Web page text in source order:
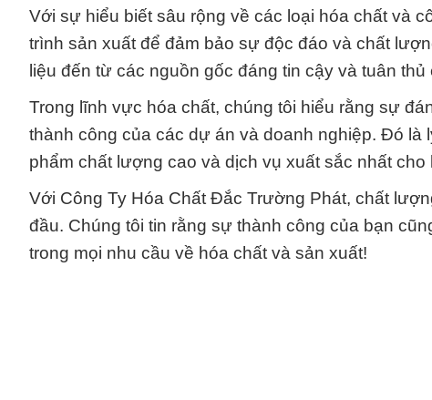
Với sự hiểu biết sâu rộng về các loại hóa chất và
trình sản xuất để đảm bảo sự độc đáo và chất
liệu đến từ các nguồn gốc đáng tin cậy và tuân
Trong lĩnh vực hóa chất, chúng tôi hiểu rằng sự
thành công của các dự án và doanh nghiệp. Đó là
phẩm chất lượng cao và dịch vụ xuất sắc nhất cho
Với Công Ty Hóa Chất Đắc Trường Phát, chất
đầu. Chúng tôi tin rằng sự thành công của bạn
trong mọi nhu cầu về hóa chất và sản xuất!